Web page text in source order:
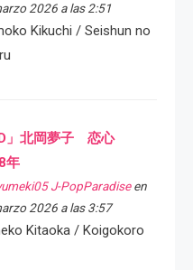
2026 a las 2:51
Kikuchi / Seishun no
」北岡夢子 恋心
年
J-PopParadiseen
2026 a las 3:57
Kitaoka / Koigokoro